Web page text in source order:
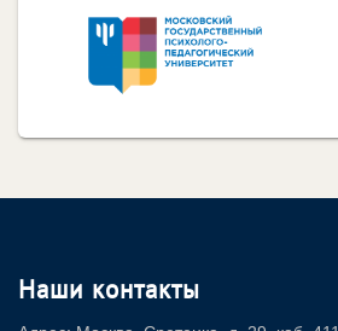
Наши контакты